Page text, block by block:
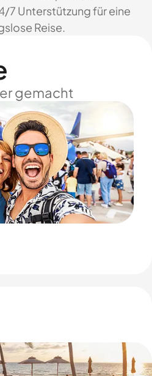
7 Unterstützung für eine
Reise.
gemacht